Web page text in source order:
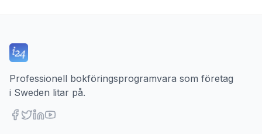
Professionell bokföringsprogramvara som företag
i Sweden litar på.